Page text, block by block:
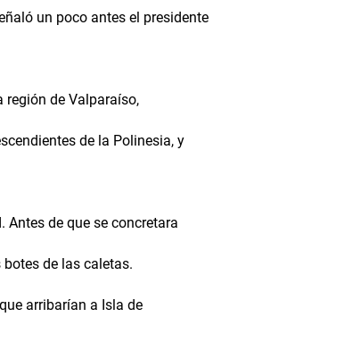
un poco antes el presidente
región de Valparaíso,
de la Polinesia, y
de que se concretara
de las caletas.
arribarían a Isla de